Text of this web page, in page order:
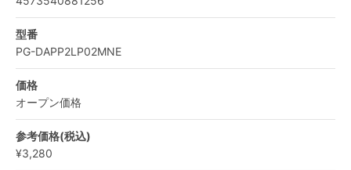
型番
PG-DAPP2LP02MNE
価格
オープン価格
参考価格(税込)
¥3,280